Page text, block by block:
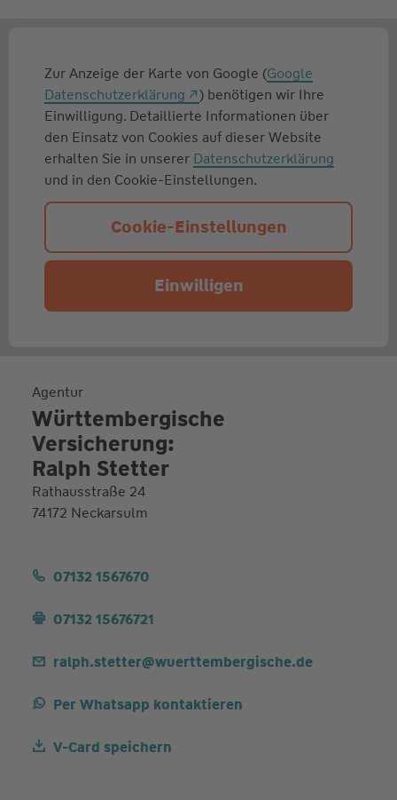
Zur Anzeige der Karte von Google (Google
Datenschutzerklärung
) benötigen wir Ihre
Einwilligung. Detaillierte Informationen über
den Einsatz von Cookies auf dieser Website
erhalten Sie in unserer Datenschutzerklärung
und in den Cookie-Einstellungen.
Cookie-Einstellungen
Einwilligen
Agentur
Württembergische
Versicherung:
Ralph Stetter
Rathausstraße 24
74172 Neckarsulm
07132 1567670
07132 15676721
ralph.stetter@wuerttembergische.de
Per Whatsapp kontaktieren
V-Card speichern